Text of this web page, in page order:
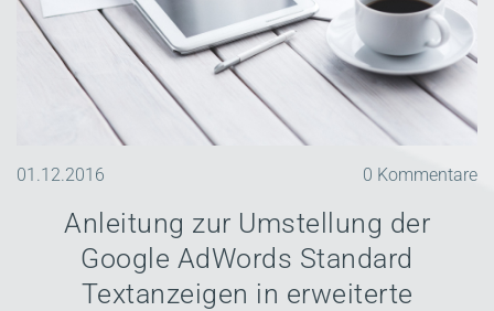
01.12.2016 0 Kommentare
Anleitung zur Umstellung der
Google AdWords Standard
Textanzeigen in erweiterte